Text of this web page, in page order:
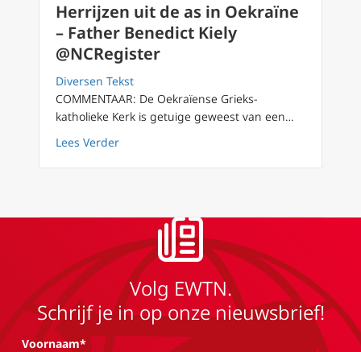
Herrijzen uit de as in Oekraïne
– Father Benedict Kiely
@NCRegister
Diversen Tekst
COMMENTAAR: De Oekraïense Grieks-
katholieke Kerk is getuige geweest van een…
Lees Verderabout Herrijzen uit de as in Oekraïne –
Volg EWTN.
Schrijf je in op onze nieuwsbrief!
Voornaam*